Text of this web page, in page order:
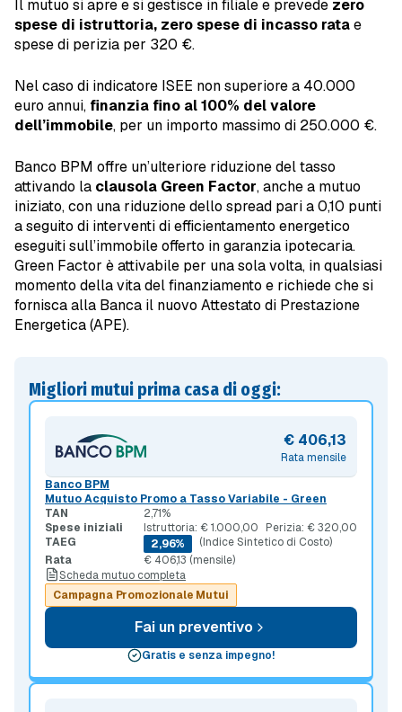
Il mutuo si apre e si gestisce in filiale e prevede zero
spese di istruttoria, zero spese di incasso ratae
spese di perizia per 320 €.
Nel caso di indicatore ISEE non superiore a 40.000
euro annui, finanzia fino al 100% del valore
dell’immobile, per un importo massimo di 250.000 €.
Banco BPM offre un’ulteriore riduzione del tasso
attivando la clausola Green Factor, anche a mutuo
iniziato, con una riduzione dello spread pari a 0,10 punti
a seguito di interventi di efficientamento energetico
eseguiti sull’immobile offerto in garanzia ipotecaria.
Green Factor è attivabile per una sola volta, in qualsiasi
momento della vita del finanziamento e richiede che si
fornisca alla Banca il nuovo Attestato di Prestazione
Energetica (APE).
Migliori mutui prima casa di oggi:
Rata mensile
€ 406,13
Banco BPM
Mutuo Acquisto Promo a Tasso Variabile - Green
TAN
2,71%
Spese iniziali
Istruttoria: € 1.000,00
Perizia: € 320,00
TAEG
2,96%
(Indice Sintetico di Costo)
Rata
€ 406,13 (mensile)
Scheda mutuo completa
Campagna Promozionale Mutui
Fai un preventivo
Gratis e senza impegno!